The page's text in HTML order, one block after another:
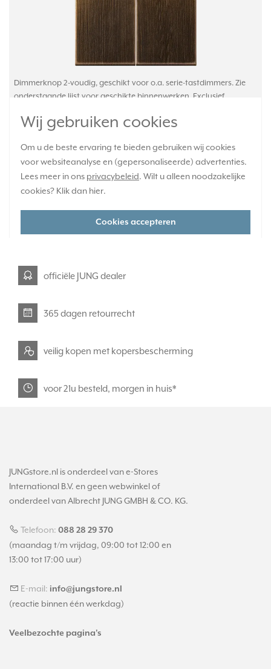
Wij gebruiken cookies
Om u de beste ervaring te bieden gebruiken wij cookies
voor websiteanalyse en (gepersonaliseerde) advertenties.
Lees meer in ons privacybeleid. Wilt u alleen noodzakelijke
cookies? Klik dan hier.
Cookies accepteren
Dimmerknop 2-voudig, geschikt voor o.a. serie-tastdimmers. Zie
onderstaande lijst voor geschikte binnenwerken. Exclusief
(metaaluitvoering). Meer informatie »
Verwachte levertijd:
Voor maandag 21u besteld, dinsdag in huis*
Huidige voorraad:
2 stuk(s)
+
-
officiële JUNG dealer
365 dagen retourrecht
veilig kopen met kopersbescherming
voor 21u besteld, morgen in huis*
JUNGstore.nl is onderdeel van e-Stores
International B.V. en geen webwinkel of
onderdeel van Albrecht JUNG GMBH & CO. KG.
Telefoon: 088 28 29 370
(maandag t/m vrijdag, 09:00 tot 12:00 en
13:00 tot 17:00 uur)
E-mail: info@jungstore.nl
(reactie binnen één werkdag)
Veelbezochte pagina's